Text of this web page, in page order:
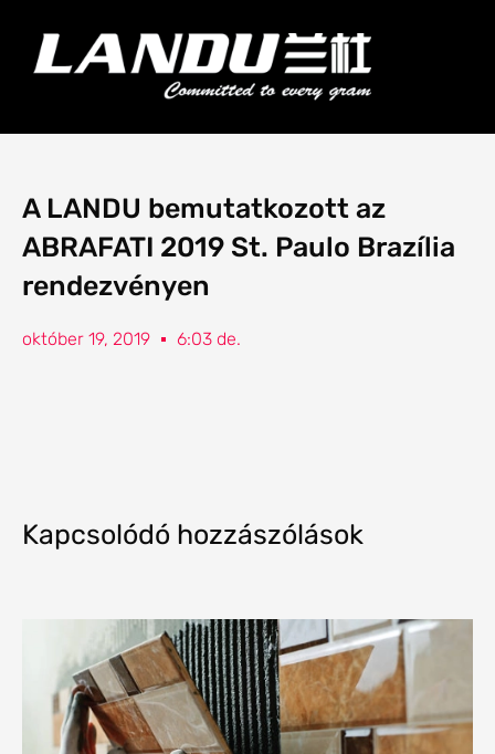
tartalomra
A LANDU bemutatkozott az
ABRAFATI 2019 St. Paulo Brazília
rendezvényen
október 19, 2019 6:03 de.
Kapcsolódó hozzászólások